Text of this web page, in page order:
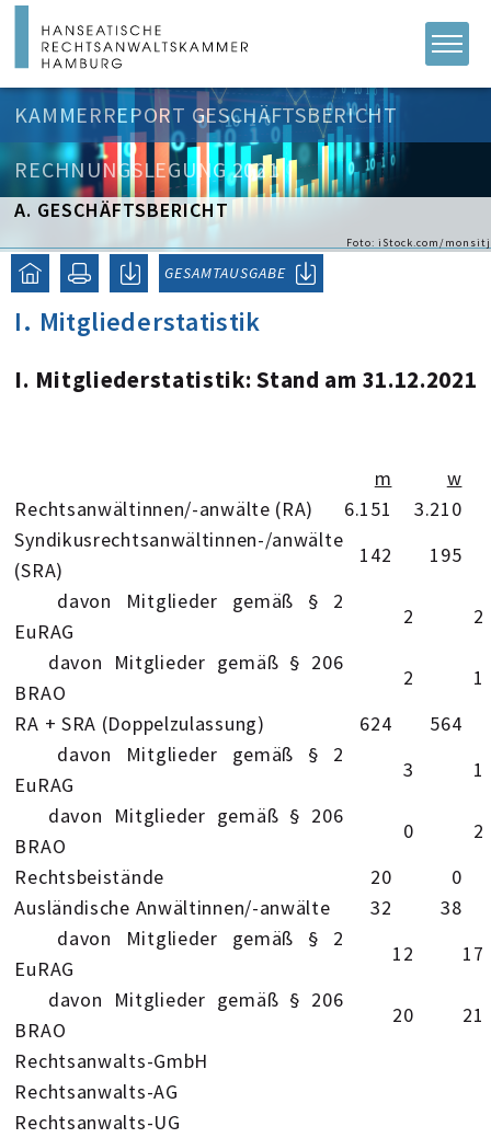
KAMMERREPORT GESCHÄFTSBERICHT
RECHNUNGSLEGUNG 2021
Foto: iStock.com/monsitj
A. GESCHÄFTSBERICHT
GESAMTAUSGABE
I. Mitgliederstatistik
I. Mitgliederstatistik: Stand am 31.12.2021
m
w
Rechtsanwältinnen/-anwälte (RA)
6.151
3.210
Syndikusrechtsanwältinnen-/anwälte
(SRA)
142
195
davon Mitglieder gemäß § 2
EuRAG
2
2
davon Mitglieder gemäß § 206
BRAO
2
1
RA + SRA (Doppelzulassung)
624
564
davon Mitglieder gemäß § 2
EuRAG
3
1
davon Mitglieder gemäß § 206
BRAO
0
2
Rechtsbeistände
20
0
Ausländische Anwältinnen/-anwälte
32
38
davon Mitglieder gemäß § 2
EuRAG
12
17
davon Mitglieder gemäß § 206
BRAO
20
21
Rechtsanwalts-GmbH
Rechtsanwalts-AG
Rechtsanwalts-UG